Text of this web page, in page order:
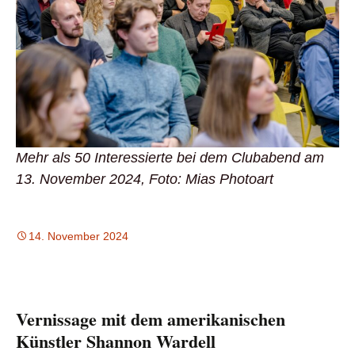
Mehr als 50 Interessierte bei dem Clubabend am
13. November 2024, Foto: Mias Photoart
14. November 2024
Vernissage mit dem amerikanischen
Künstler Shannon Wardell